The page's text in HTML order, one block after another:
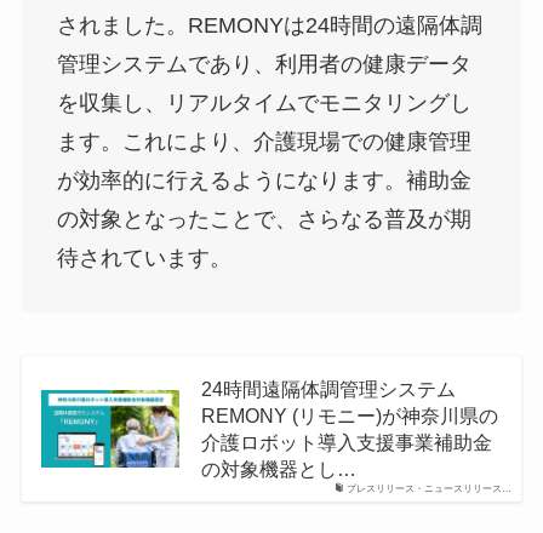
されました。REMONYは24時間の遠隔体調
管理システムであり、利用者の健康データ
を収集し、リアルタイムでモニタリングし
ます。これにより、介護現場での健康管理
が効率的に行えるようになります。補助金
の対象となったことで、さらなる普及が期
待されています。
プレスリリース・ニュースリリース…
24時間遠隔体調管理システム
REMONY (リモニー)が神奈川県の
介護ロボット導入支援事業補助金
の対象機器とし…